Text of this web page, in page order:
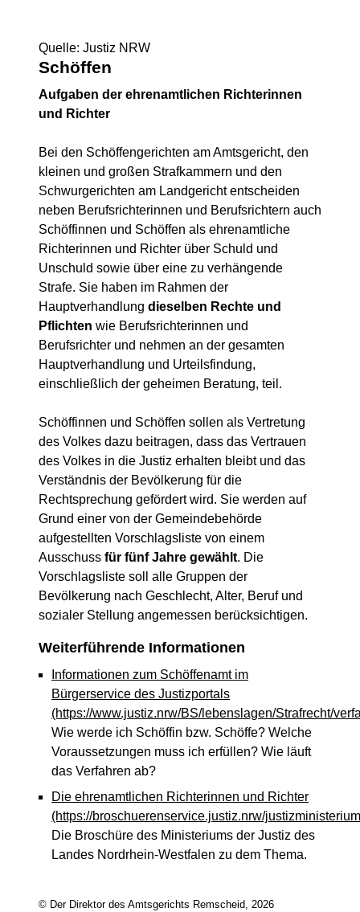
Quelle: Justiz NRW
Schöffen
Aufgaben der ehrenamtlichen Richterinnen
und Richter
Bei den Schöffengerichten am Amtsgericht, den
kleinen und großen Strafkammern und den
Schwurgerichten am Landgericht entscheiden
neben Berufsrichterinnen und Berufsrichtern auch
Schöffinnen und Schöffen als ehrenamtliche
Richterinnen und Richter über Schuld und
Unschuld sowie über eine zu verhängende
Strafe. Sie haben im Rahmen der
Hauptverhandlung dieselben Rechte und
Pflichten wie Berufsrichterinnen und
Berufsrichter und nehmen an der gesamten
Hauptverhandlung und Urteilsfindung,
einschließlich der geheimen Beratung, teil.
Schöffinnen und Schöffen sollen als Vertretung
des Volkes dazu beitragen, dass das Vertrauen
des Volkes in die Justiz erhalten bleibt und das
Verständnis der Bevölkerung für die
Rechtsprechung gefördert wird. Sie werden auf
Grund einer von der Gemeindebehörde
aufgestellten Vorschlagsliste von einem
Ausschuss für fünf Jahre gewählt. Die
Vorschlagsliste soll alle Gruppen der
Bevölkerung nach Geschlecht, Alter, Beruf und
sozialer Stellung angemessen berücksichtigen.
Weiterführende Informationen
Informationen zum Schöffenamt im
Bürgerservice des Justizportals
(https://www.justiz.nrw/BS/lebenslagen/Strafrecht/
Wie werde ich Schöffin bzw. Schöffe? Welche
Voraussetzungen muss ich erfüllen? Wie läuft
das Verfahren ab?
Die ehrenamtlichen Richterinnen und Richter
(https://broschuerenservice.justiz.nrw/
Die Broschüre des Ministeriums der Justiz des
Landes Nordrhein-Westfalen zu dem Thema.
© Der Direktor des Amtsgerichts Remscheid, 2026